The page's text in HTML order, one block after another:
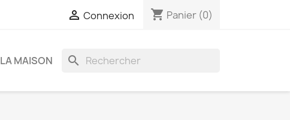
 Connexion shopping_cart Panier (0)
LA MAISON search